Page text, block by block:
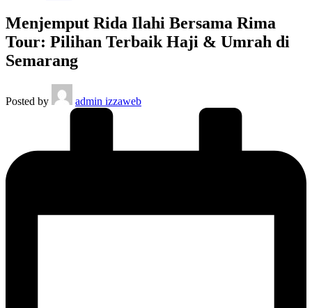
Menjemput Rida Ilahi Bersama Rima
Tour: Pilihan Terbaik Haji & Umrah di
Semarang
Posted by admin izzaweb